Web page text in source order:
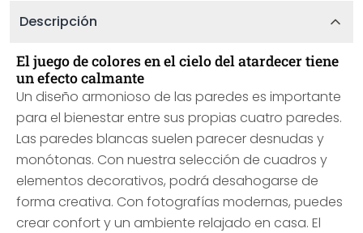
Descripción
El juego de colores en el cielo del atardecer tiene
un efecto calmante
Un diseño armonioso de las paredes es importante
para el bienestar entre sus propias cuatro paredes.
Las paredes blancas suelen parecer desnudas y
monótonas. Con nuestra selección de cuadros y
elementos decorativos, podrá desahogarse de
forma creativa. Con fotografías modernas, puedes
crear confort y un ambiente relajado en casa. El